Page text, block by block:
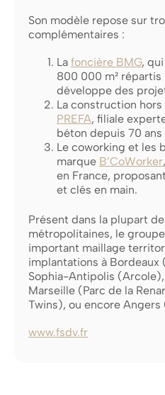
Son modèle repose sur
complémentaires :
La foncière BMG,
800 000 m² répartis
développe des
La construction
PREFA, filiale
béton depuis 70 ans
Le coworking et les
marque B’CoWorker
en France,
et clés en main.
Présent dans la plupart
métropolitaines, le
important maillage
implantations à Bordeaux
Sophia-Antipolis
Marseille (Parc de la
Twins), ou encore Angers
www.fsdv.fr